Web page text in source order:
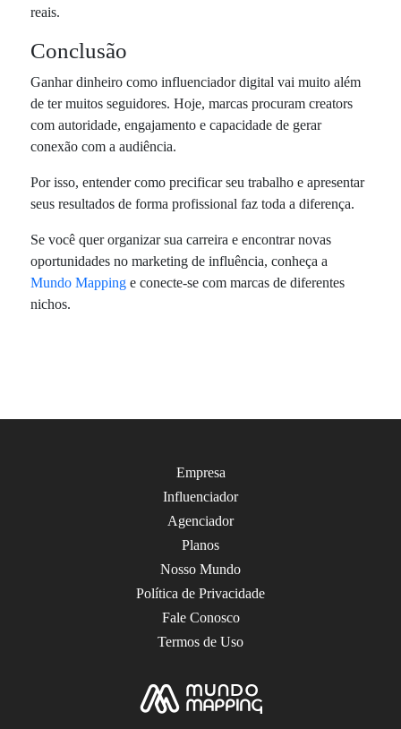
reais.
Conclusão
Ganhar dinheiro como influenciador digital vai muito além
de ter muitos seguidores. Hoje, marcas procuram creators
com autoridade, engajamento e capacidade de gerar
conexão com a audiência.
Por isso, entender como precificar seu trabalho e apresentar
seus resultados de forma profissional faz toda a diferença.
Se você quer organizar sua carreira e encontrar novas
oportunidades no marketing de influência, conheça a
Mundo Mapping e conecte-se com marcas de diferentes
nichos.
Empresa
Influenciador
Agenciador
Planos
Nosso Mundo
Política de Privacidade
Fale Conosco
Termos de Uso